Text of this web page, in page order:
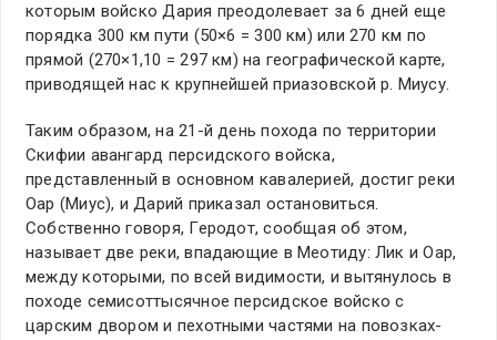
которым войско Дария преодолевает за 6 дней еще
порядка 300 км пути (50×6 = 300 км) или 270 км по
прямой (270×1,10 = 297 км) на географической карте,
приводящей нас к крупнейшей приазовской р. Миусу.
Таким образом, на 21-й день похода по территории
Скифии авангард персидского войска,
представленный в основном кавалерией, достиг реки
Оар (Миус), и Дарий приказал остановиться.
Собственно говоря, Геродот, сообщая об этом,
называет две реки, впадающие в Меотиду: Лик и Оар,
между которыми, по всей видимости, и вытянулось в
походе семисоттысячное персидское войско с
царским двором и пехотными частями на повозках-